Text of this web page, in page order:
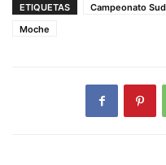
ETIQUETAS
Campeonato
Moche